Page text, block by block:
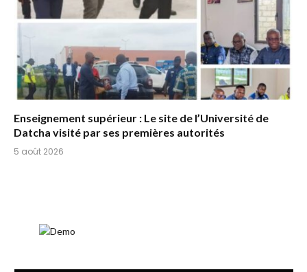
Enseignement supérieur : Le site de l’Université de
Datcha visité par ses premières autorités
5 août 2026